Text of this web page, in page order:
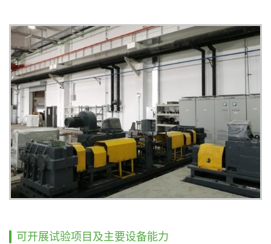
可开展试验项目及主要设备能力